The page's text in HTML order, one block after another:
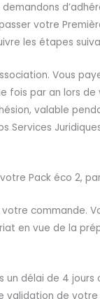
votre
les étapes
Vous
fois par an lors
valable
Services
Pack éco 2,
commande.
en vue de la
un délai de 4 jours
validation de